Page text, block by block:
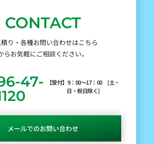
CONTACT
り・各種お問い合わせはこちら
らお気軽にご相談ください。
47-
【受付】9：00～17：00 [土・
日・祝日除く]
メールでのお問い合わせ